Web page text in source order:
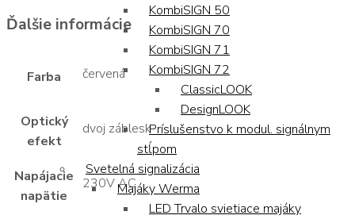
KombiSIGN 50
KombiSIGN 70
KombiSIGN 71
KombiSIGN 72
ClassicLOOK
DesignLOOK
Príslušenstvo k modul. signálnym
stĺpom
Svetelná signalizácia
Majáky Werma
LED Trvalo svietiace majáky
Ďalšie informácie
Farba červená
Optický
efekt
dvoj záblesk
Napájacie
napätie
230V AC